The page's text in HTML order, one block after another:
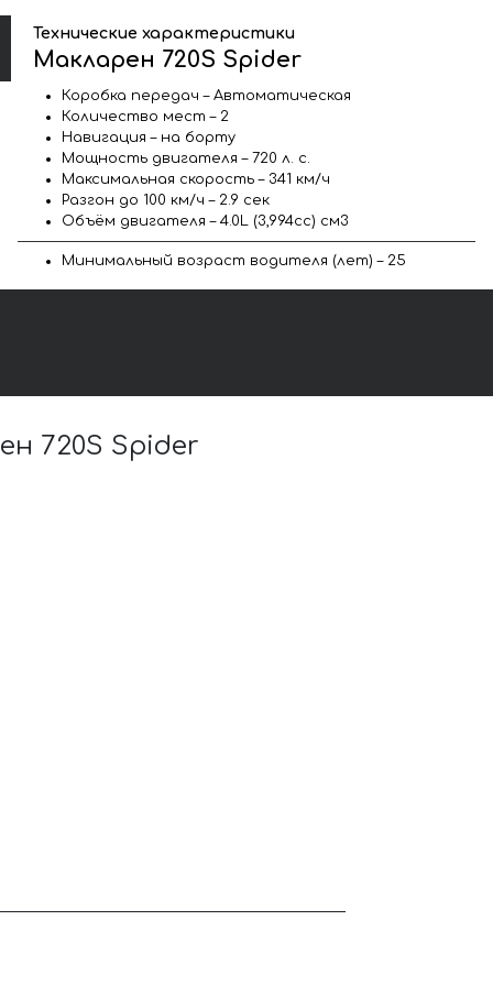
Технические характеристики
Макларен 720S Spider
Коробка передач – Автоматическая
Количество мест – 2
Навигация – на борту
Мощность двигателя – 720 л. с.
Максимальная скорость – 341 км/ч
Разгон до 100 км/ч – 2.9 сек
Объём двигателя – 4.0L (3,994cc) см3
Минимальный возраст водителя (лет) – 25
720S Spider